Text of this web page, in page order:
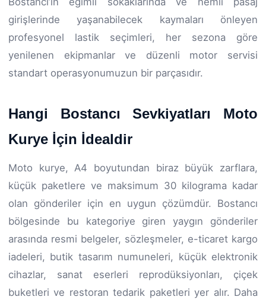
girişlerinde yaşanabilecek kaymaları önleyen
profesyonel lastik seçimleri, her sezona göre
yenilenen ekipmanlar ve düzenli motor servisi
standart operasyonumuzun bir parçasıdır.
Hangi Bostancı Sevkiyatları Moto
Kurye İçin İdealdir
Moto kurye, A4 boyutundan biraz büyük zarflara,
küçük paketlere ve maksimum 30 kilograma kadar
olan gönderiler için en uygun çözümdür. Bostancı
bölgesinde bu kategoriye giren yaygın gönderiler
arasında resmi belgeler, sözleşmeler, e-ticaret kargo
iadeleri, butik tasarım numuneleri, küçük elektronik
cihazlar, sanat eserleri reprodüksiyonları, çiçek
buketleri ve restoran tedarik paketleri yer alır. Daha